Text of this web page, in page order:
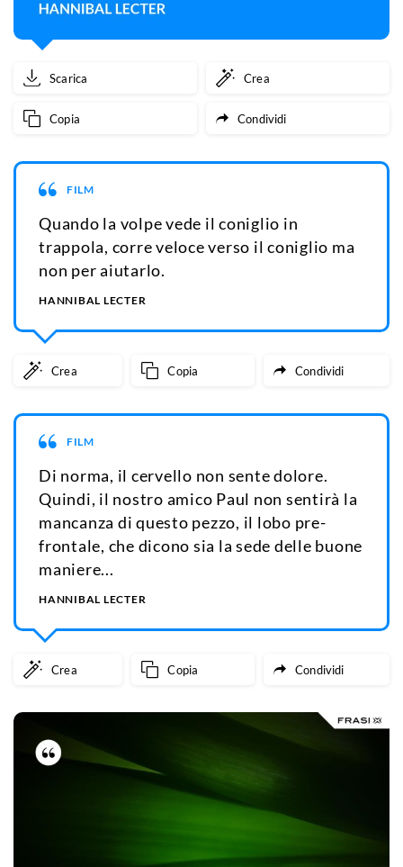
Scarica Crea
Copia Condividi
FILM
Quando la volpe vede il coniglio in
trappola, corre veloce verso il coniglio ma
non per aiutarlo.
HANNIBAL LECTER
Crea Copia Condividi
FILM
Di norma, il cervello non sente dolore.
Quindi, il nostro amico Paul non sentirà la
mancanza di questo pezzo, il lobo pre-
frontale, che dicono sia la sede delle buone
maniere...
HANNIBAL LECTER
Crea Copia Condividi